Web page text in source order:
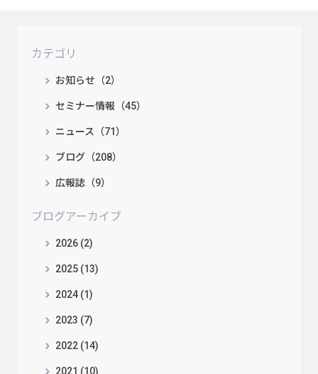
カテゴリ
お知らせ（2）
セミナー情報（45）
ニュース（71）
ブログ（208）
広報誌（9）
ブログアーカイブ
2026 (2)
2025 (13)
2024 (1)
2023 (7)
2022 (14)
2021 (10)